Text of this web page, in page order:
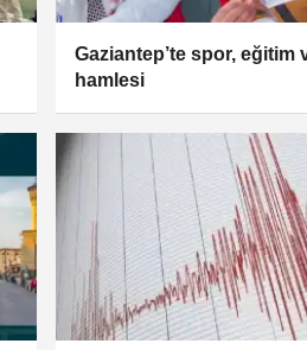
Gaziantep’te spor, eğitim
hamlesi